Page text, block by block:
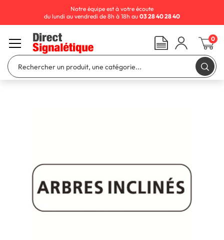
Notre équipe est à votre écoute
du lundi au vendredi de 8h à 18h au 03 28 40 28 40
0